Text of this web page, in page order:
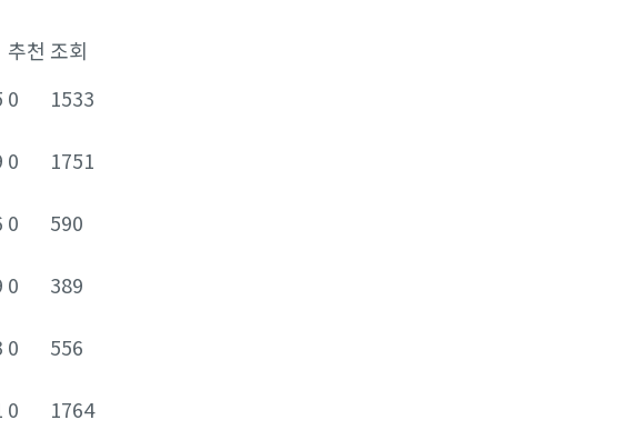
추천 조회
0 1533
0 1751
0 590
0 389
0 556
0 1764